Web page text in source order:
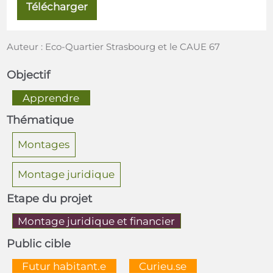
Télécharger
Auteur : Eco-Quartier Strasbourg et le CAUE 67
Objectif
  Apprendre
Thématique
Montages
Montage juridique
Etape du projet
Montage juridique et financier
Public cible
  Futur habitant.e
  Curieu.se